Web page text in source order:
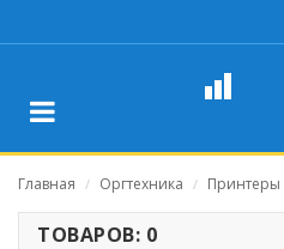
Главная / Оргтехника / Принтеры
ТОВАРОВ: 0